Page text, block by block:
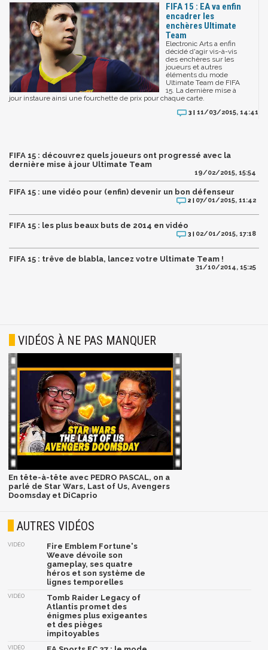
FIFA 15 : EA va enfin
encadrer les
enchères Ultimate
Team
Electronic Arts a enfin
décidé d'agir vis-à-vis
des enchères sur les
joueurs et autres
éléments du mode
Ultimate Team de FIFA
15. La dernière mise à
jour instaure ainsi une fourchette de prix pour chaque carte.
3 | 11/03/2015, 14:41
FIFA 15 : découvrez quels joueurs ont progressé avec la
dernière mise à jour Ultimate Team
19/02/2015, 15:54
FIFA 15 : une vidéo pour (enfin) devenir un bon défenseur
2 | 07/01/2015, 11:42
FIFA 15 : les plus beaux buts de 2014 en vidéo
3 | 02/01/2015, 17:18
FIFA 15 : trêve de blabla, lancez votre Ultimate Team !
31/10/2014, 15:25
VIDÉOS À NE PAS MANQUER
En tête-à-tête avec PEDRO PASCAL, on a
parlé de Star Wars, Last of Us, Avengers
Doomsday et DiCaprio
AUTRES VIDÉOS
VIDÉO
Fire Emblem Fortune's
Weave dévoile son
gameplay, ses quatre
héros et son système de
lignes temporelles
VIDÉO
Tomb Raider Legacy of
Atlantis promet des
énigmes plus exigeantes
et des pièges
impitoyables
VIDÉO